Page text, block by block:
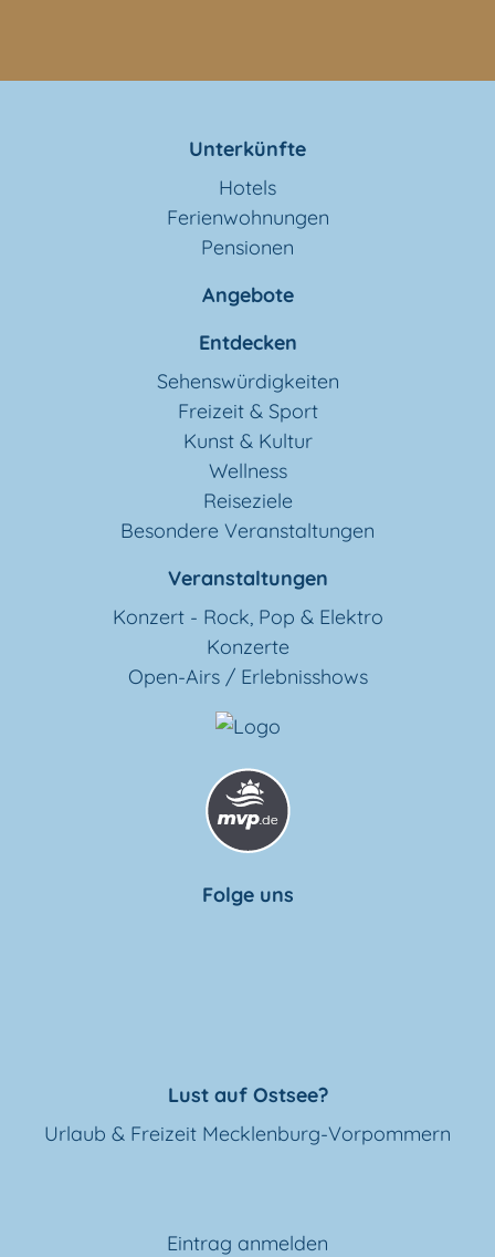
Unterkünfte
Hotels
Ferienwohnungen
Pensionen
Angebote
Entdecken
Sehenswürdigkeiten
Freizeit & Sport
Kunst & Kultur
Wellness
Reiseziele
Besondere Veranstaltungen
Veranstaltungen
Konzert - Rock, Pop & Elektro
Konzerte
Open-Airs / Erlebnisshows
Folge uns
Lust auf Ostsee?
Urlaub & Freizeit Mecklenburg-Vorpommern
Eintrag anmelden